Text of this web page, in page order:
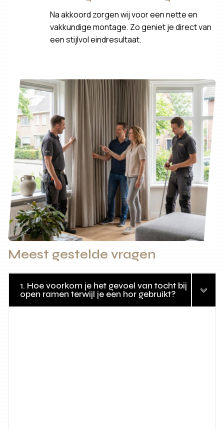
Na akkoord zorgen wij voor een nette en
vakkundige montage. Zo geniet je direct van
een stijlvol eindresultaat.
Meest gestelde vragen
1. Hoe voorkom je het gevoel van tocht bij
open ramen terwijl je een hor gebruikt?